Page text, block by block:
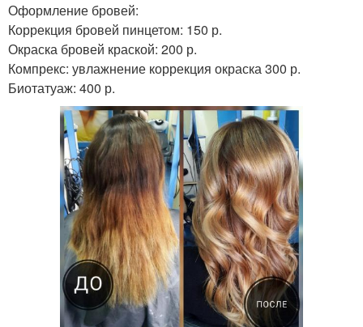
Оформление бровей:
Коррекция бровей пинцетом: 150 р.
Окраска бровей краской: 200 р.
Компрекс: увлажнение коррекция окраска 300 р.
Биотатуаж: 400 р.